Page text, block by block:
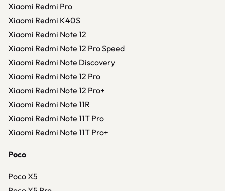
Xiaomi Redmi Pro
Xiaomi Redmi K40S
Xiaomi Redmi Note 12
Xiaomi Redmi Note 12 Pro Speed
Xiaomi Redmi Note Discovery
Xiaomi Redmi Note 12 Pro
Xiaomi Redmi Note 12 Pro+
Xiaomi Redmi Note 11R
Xiaomi Redmi Note 11T Pro
Xiaomi Redmi Note 11T Pro+
Poco
Poco X5